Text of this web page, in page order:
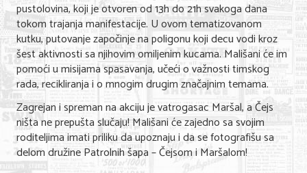
Zdravlje i medicina
Hobi i razonoda
UPIS FIRMI
MARKETING
KONTAKT
pustolovina, koji je otvoren od 13h do 21h svakoga dana
tokom trajanja manifestacije. U ovom tematizovanom
kutku, putovanje započinje na poligonu koji decu vodi kroz
šest aktivnosti sa njihovim omiljenim kucama. Mališani će im
pomoći u misijama spasavanja, učeći o važnosti timskog
rada, recikliranja i o mnogim drugim značajnim temama.
Zagrejan i spreman na akciju je vatrogasac Maršal, a Čejs
ništa ne prepušta slučaju! Mališani će zajedno sa svojim
roditeljima imati priliku da upoznaju i da se fotografišu sa
delom družine Patrolnih šapa – Čejsom i Maršalom!